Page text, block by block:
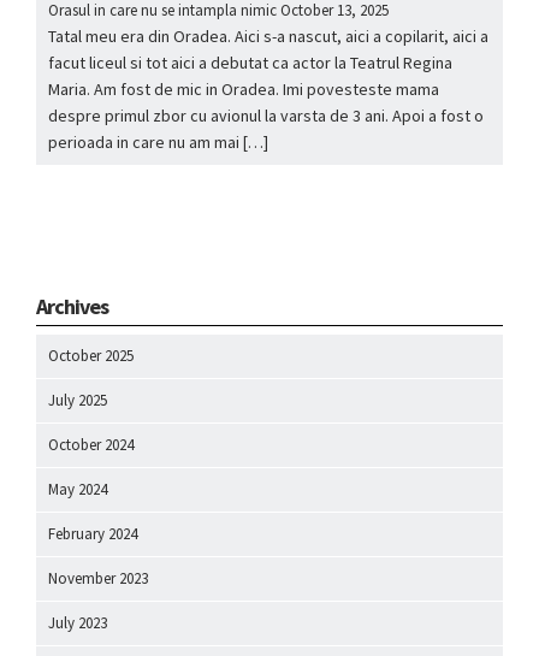
Orasul in care nu se intampla nimicOctober 13, 2025
Tatal meu era din Oradea. Aici s-a nascut, aici a copilarit, aici a
facut liceul si tot aici a debutat ca actor la Teatrul Regina
Maria. Am fost de mic in Oradea. Imi povesteste mama
despre primul zbor cu avionul la varsta de 3 ani. Apoi a fost o
perioada in care nu am mai […]
Archives
October 2025
July 2025
October 2024
May 2024
February 2024
November 2023
July 2023